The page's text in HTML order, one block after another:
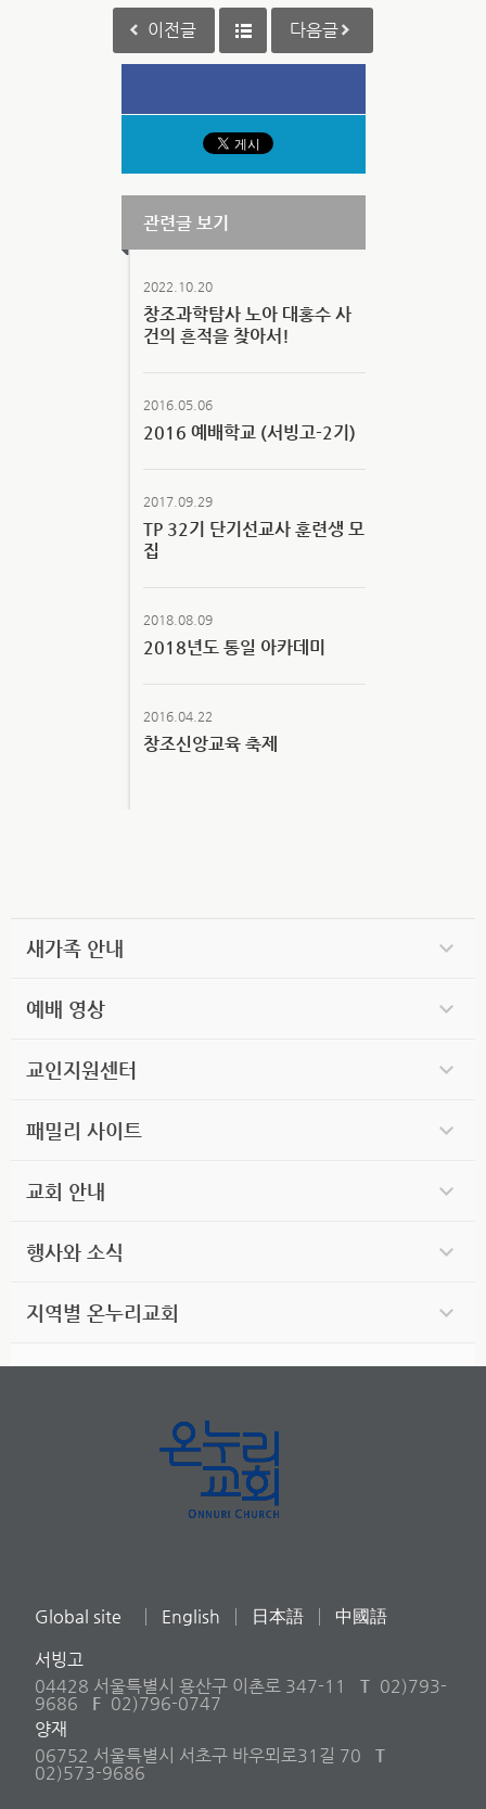
이전글 다음글
관련글 보기
2022.10.20
창조과학탐사 노아 대홍수 사
건의 흔적을 찾아서!
2016.05.06
2016 예배학교 (서빙고-2기)
2017.09.29
TP 32기 단기선교사 훈련생 모
집
2018.08.09
2018년도 통일 아카데미
2016.04.22
창조신앙교육 축제
새가족 안내
예배 영상
교인지원센터
패밀리 사이트
교회 안내
행사와 소식
지역별 온누리교회
Global site English 日本語 中國語
서빙고
04428 서울특별시 용산구 이촌로 347-11
T 02)793-
9686
F 02)796-0747
양재
06752 서울특별시 서초구 바우뫼로31길 70
T
02)573-9686